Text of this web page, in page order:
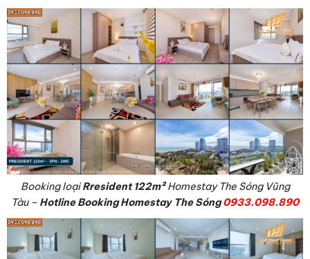
Booking loạiRresident 122m²Homestay The Sóng Vũng
Tàu – Hotline Booking Homestay The Sóng0933.098.890